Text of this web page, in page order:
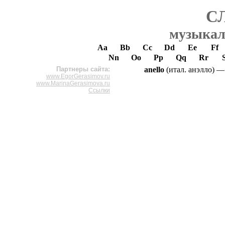
Aa Bb Cc Dd Ee
Ff
Nn
Oo Pp Qq Rr
Партнеры сайта:
www.EgorGerasimov.ru
www.MarinaGerasimova.ru
Ссылки
anello(итал. анэлло) —